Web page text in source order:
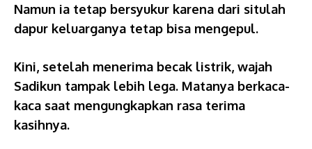
Namun ia tetap bersyukur karena dari situlah
dapur keluarganya tetap bisa mengepul.
Kini, setelah menerima becak listrik, wajah
Sadikun tampak lebih lega. Matanya berkaca-
kaca saat mengungkapkan rasa terima
kasihnya.